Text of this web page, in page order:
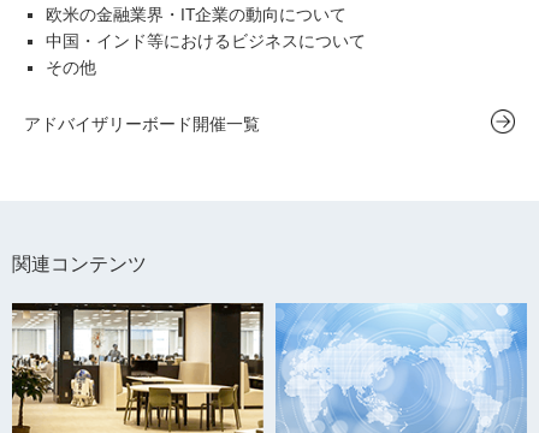
欧米の金融業界・IT企業の動向について
中国・インド等におけるビジネスについて
その他
アドバイザリーボード開催一覧
関連コンテンツ